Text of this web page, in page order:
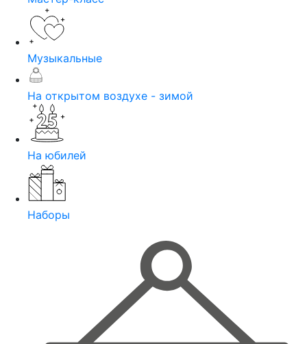
Музыкальные
На открытом воздухе - зимой
На юбилей
Наборы